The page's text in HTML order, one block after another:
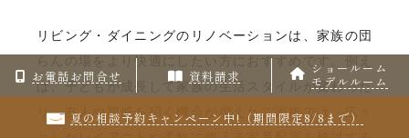
リビング・ダイニングのリノベーションは、家族の団
らんの場をより快適にしたい方におすすめです。例え
ば、子どもが成長して家族の生活スタイルが変わった
り、友人や親戚を招く機会が増えたご家族では、広々
お電話お問合せ 資料請求
ショールーム
モデルルーム
夏の相談予約キャンペーン中!（期間限定8/8まで）